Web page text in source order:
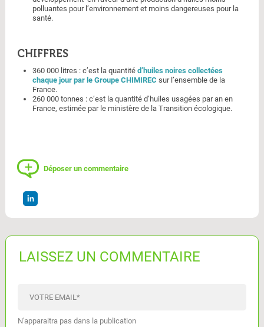
polluantes pour l’environnement et moins dangereuses pour la
santé.
CHIFFRES
360 000 litres : c’est la quantité d’huiles noires collectées
chaque jour par le Groupe CHIMIREC sur l’ensemble de la
France.
260 000 tonnes : c’est la quantité d’huiles usagées par an en
France, estimée par le ministère de la Transition écologique.
Déposer un commentaire
LAISSEZ UN COMMENTAIRE
VOTRE EMAIL *
N'apparaitra pas dans la publication